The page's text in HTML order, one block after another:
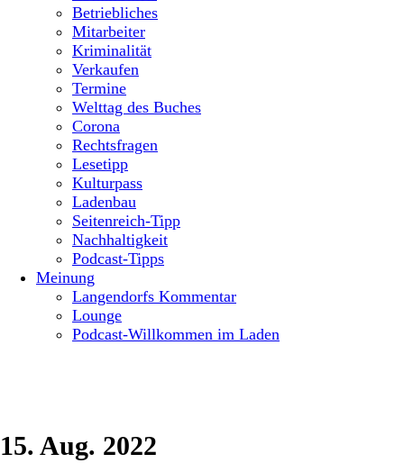
Betriebliches
Mitarbeiter
Kriminalität
Verkaufen
Termine
Welttag des Buches
Corona
Rechtsfragen
Lesetipp
Kulturpass
Ladenbau
Seitenreich-Tipp
Nachhaltigkeit
Podcast-Tipps
Meinung
Langendorfs Kommentar
Lounge
Podcast-Willkommen im Laden
15. Aug. 2022